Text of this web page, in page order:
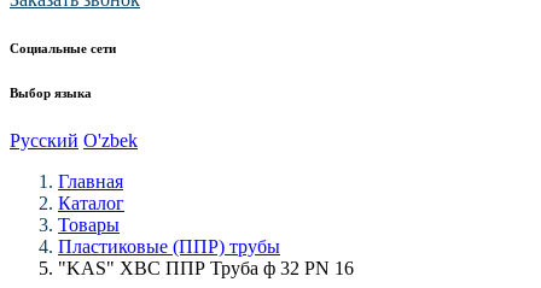
Социальные сети
Выбор языка
Русский O'zbek
Главная
Каталог
Товары
Пластиковые (ППР) трубы
"KAS" ХВС ППР Труба ф 32 PN 16